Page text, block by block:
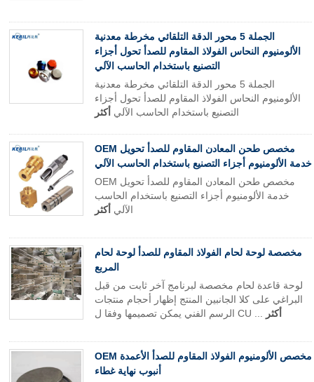
الجملة 5 محور الدقة التلقائي مخرطة معدنية
الألومنيوم النحاس الفولاذ المقاوم للصدأ تحول أجزاء
التصنيع باستخدام الحاسب الآلي
الجملة 5 محور الدقة التلقائي مخرطة معدنية
الألومنيوم النحاس الفولاذ المقاوم للصدأ تحول أجزاء
التصنيع باستخدام الحاسب الآلي أكثر
OEM مخصص طحن المعادن المقاوم للصدأ تحويل
خدمة الألومنيوم أجزاء التصنيع باستخدام الحاسب الآلي
OEM مخصص طحن المعادن المقاوم للصدأ تحويل
خدمة الألومنيوم أجزاء التصنيع باستخدام الحاسب
الآلي أكثر
مخصصة لوحة لحام الفولاذ المقاوم للصدأ لوحة لحام
المربع
لوحة قاعدة لحام مخصصة لبرنامج آخر ثابت من قبل
البراغي على كلا الجانبين المنتج إظهار أحجام منتجات
الرسم الفني يمكن تصميمها وفقا ل CU ...
أكثر
OEM مخصص الألومنيوم الفولاذ المقاوم للصدأ الأعمدة
أنبوب نهاية غطاء